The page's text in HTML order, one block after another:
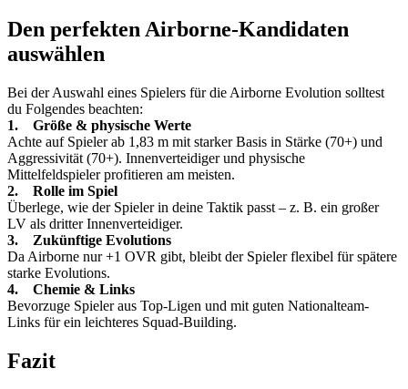
Den perfekten Airborne-Kandidaten
auswählen
Bei der Auswahl eines Spielers für die Airborne Evolution solltest
du Folgendes beachten:
1. Größe & physische Werte
Achte auf Spieler ab 1,83 m mit starker Basis in Stärke (70+) und
Aggressivität (70+). Innenverteidiger und physische
Mittelfeldspieler profitieren am meisten.
2. Rolle im Spiel
Überlege, wie der Spieler in deine Taktik passt – z. B. ein großer
LV als dritter Innenverteidiger.
3. Zukünftige Evolutions
Da Airborne nur +1 OVR gibt, bleibt der Spieler flexibel für spätere
starke Evolutions.
4. Chemie & Links
Bevorzuge Spieler aus Top-Ligen und mit guten Nationalteam-
Links für ein leichteres Squad-Building.
Fazit